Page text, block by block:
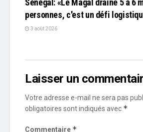
Sénégal: «Le Magal draine 5 à 6
personnes, c'est un défi
3 août 2026
Laisser un
Votre adresse e-mail ne sera pas
obligatoires sont indiqués avec *
Commentaire *